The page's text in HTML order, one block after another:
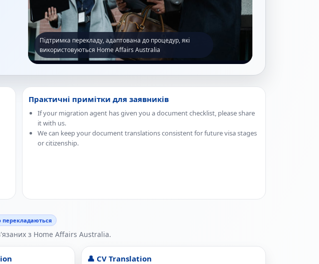
Підтримка перекладу, адаптована до процедур, які
використовуються Home Affairs Australia
Практичні примітки для заявників
If your migration agent has given you a document checklist, please share
it with us.
We can keep your document translations consistent for future visa stages
or citizenship.
перекладаються
з Home Affairs Australia.
👤 CV Translation